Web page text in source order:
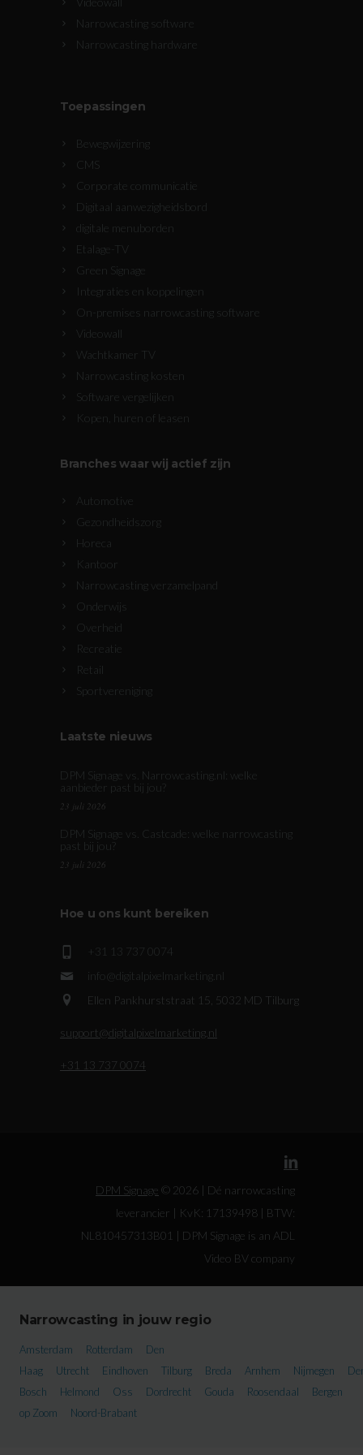
Narrowcasting software
Narrowcasting hardware
Toepassingen
Bewegwijzering
CMS
Corporate communicatie
Digitaal aanwezigheidsbord
digitale menuborden
Etalage-TV
Green Signage
Integraties en koppelingen
On-premises narrowcasting software
Videowall
Wachtkamer TV
Narrowcasting kosten
Software vergelijken
Kopen, huren of leasen
Branches waar wij actief zijn
Automotive
Gezondheidszorg
Horeca
Kantoor
Narrowcasting verzamelpand
Onderwijs
Overheid
Recreatie
Retail
Sportvereniging
Laatste nieuws
DPM Signage vs. Narrowcasting.nl: welke
aanbieder past bij jou?
23 juli 2026
DPM Signage vs. Castcade: welke narrowcasting
past bij jou?
23 juli 2026
Hoe u ons kunt bereiken
+31 13 737 0074
info@digitalpixelmarketing.nl
Ellen Pankhurststraat 15, 5032 MD Tilburg
support@digitalpixelmarketing.nl
+31 13 737 0074
DPM Signage © 2026 | Dé narrowcasting
leverancier | KvK: 17139498 | BTW:
NL810457313B01 | DPM Signage is an ADL
Video BV company
Narrowcasting in jouw regio
Amsterdam Rotterdam
Den
Haag
Utrecht Eindhoven Tilburg Breda Arnhem Nijmegen
Bosch
Helmond Oss Dordrecht Gouda Roosendaal
Bergen
op Zoom
Noord-Brabant